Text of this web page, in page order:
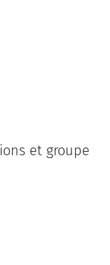
et groupe